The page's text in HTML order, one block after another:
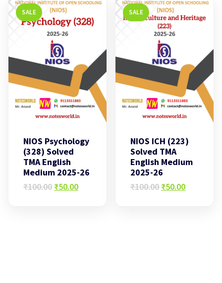
SALE
NIOS Psychology
(328) Solved
TMA English
Medium 2025-26
₹100.00 Original
₹50.00Current
SALE
NIOS ICH (223)
Solved TMA
English Medium
2025-26
₹100.00 Original
₹50.00Current